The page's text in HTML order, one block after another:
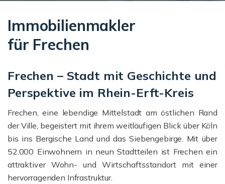
Immobilienmakler
für Frechen
Frechen – Stadt mit Geschichte und
Perspektive im Rhein-Erft-Kreis
Frechen, eine lebendige Mittelstadt am östlichen Rand
der Ville, begeistert mit ihrem weitläufigen Blick über Köln
bis ins Bergische Land und das Siebengebirge. Mit über
52.000 Einwohnern in neun Stadtteilen ist Frechen ein
attraktiver Wohn- und Wirtschaftsstandort mit einer
hervorragenden Infrastruktur.